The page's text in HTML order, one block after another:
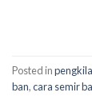
Posted in
ban,cara semir